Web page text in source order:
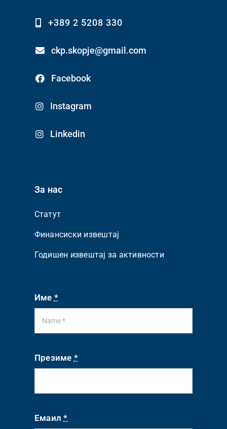
+389 2 5208 330
ckp.skopje@gmail.com
Facebook
Instagram
Linkedin
За нас
Статут
Финансиски извештај
Годишен извештај за активности
Име *
Презиме *
Емаил*